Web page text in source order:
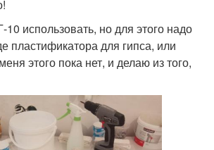
использовать, но для этого надо
пластификатора для гипса, или
этого пока нет, и делаю из того,